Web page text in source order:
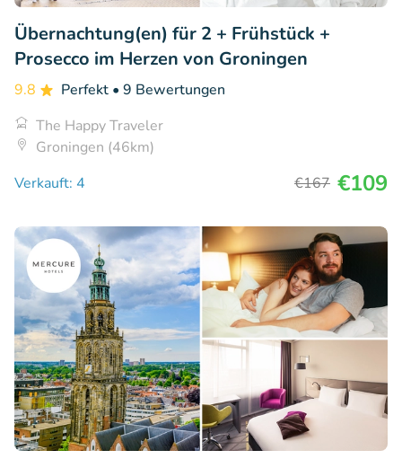
Übernachtung(en) für 2 + Frühstück +
Prosecco im Herzen von Groningen
9.8 Perfekt • 9 Bewertungen
The Happy Traveler
Groningen (46km)
Verkauft: 4
€167 €109